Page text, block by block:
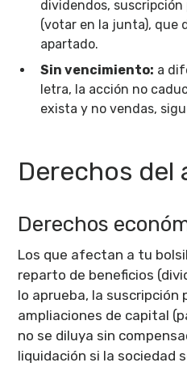
dividendos,
(votar en la junta), que
apartado.
Sin vencimiento: a
letra, la acción no
exista y no vendas,
Derechos del
Derechos
Los que afectan a tu
reparto de beneficios
lo aprueba, la suscripción
ampliaciones de capital
no se diluya sin
liquidación si la sociedad